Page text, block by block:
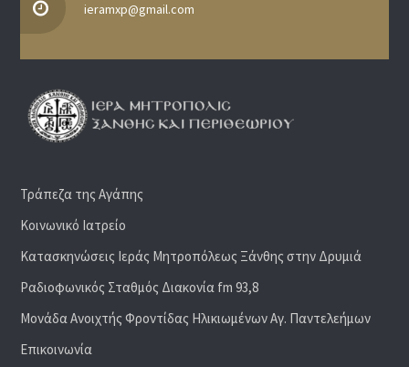
ieramxp@gmail.com
Τράπεζα της Αγάπης
Κοινωνικό Ιατρείο
Κατασκηνώσεις Ιεράς Μητροπόλεως Ξάνθης στην Δρυμιά
Ραδιoφωνικός Σταθμός Διακονία fm 93,8
Μονάδα Ανοιχτής Φροντίδας Ηλικιωμένων Αγ. Παντελεήμων
Επικοινωνία